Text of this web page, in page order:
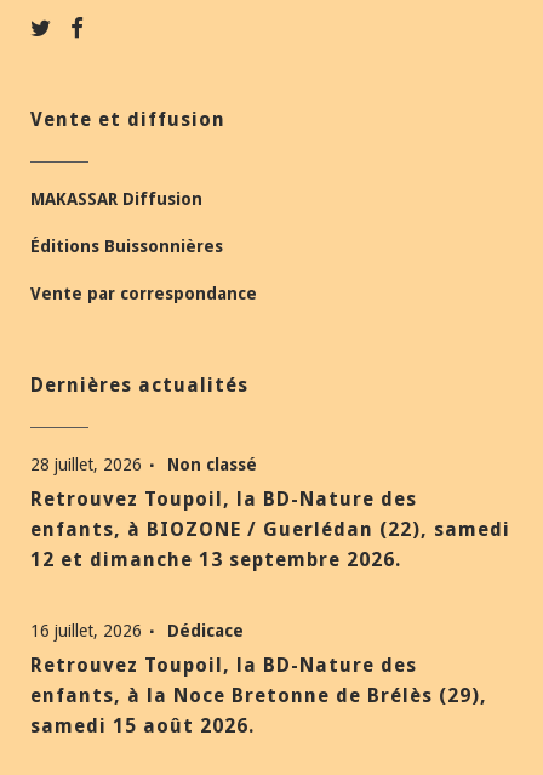
Vente et diffusion
MAKASSAR Diffusion
Éditions Buissonnières
Vente par correspondance
Dernières actualités
28 juillet, 2026 Non classé
Retrouvez Toupoil, la BD-Nature des
enfants, à BIOZONE / Guerlédan (22), samedi
12 et dimanche 13 septembre 2026.
16 juillet, 2026 Dédicace
Retrouvez Toupoil, la BD-Nature des
enfants, à la Noce Bretonne de Brélès (29),
samedi 15 août 2026.